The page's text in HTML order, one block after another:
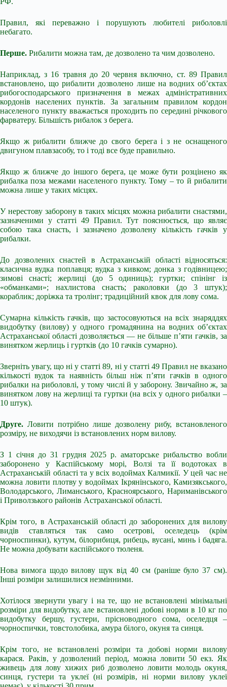
Правил, які переважно і порушують любителі риболовлі
небагато.
Перше. Рибалити можна там, де дозволено та чим дозволено.
Наприклад, з 16 травня до 20 червня включно, ст. 89 Правил
встановлено, що рибалити дозволено лише на водних об’єктах
рибогосподарського призначення в межах адміністративних
кордонів населених пунктів. За загальним правилом кордон
населеного пункту вважається проходить по середині річкового
фарватеру. Більшість рибалок з берега.
Якщо ж рибалити ближче до свого берега і з не оснащеного
двигуном плавзасобу, то і тоді все буде правильно.
Якщо ж ближче до іншого берега, це може бути розцінено як
рибалка поза межами населеного пункту. Тому – то й рибалити
можна лише у таких місцях.
У нерестову заборону в таких місцях можна рибалити снастями,
зазначеними у статті 49 Правил. Тут пояснюється, що являє
собою така снасть, і зазначено дозволену кількість гачків у
рибалки.
До дозволених снастей в Астраханській області відносяться:
класична вудка поплавця; вудка з кивком; донка з годівницею;
зимові снасті; жерлиці (до 5 одиниць); гуртки; спінінг із
«обманками»; нахлистова снасть; раколовки (до 3 штук);
кораблик; доріжка та тролінг; традиційний квок для лову сома.
Сумарна кількість гачків, що застосовуються на всіх знаряддях
видобутку (вилову) у одного громадянина на водних об’єктах
Астраханської області дозволяється — не більше п’яти гачків, за
винятком жерлиць і гуртків (до 10 гачків сумарно).
Зверніть увагу, що ні у статті 89, ні у статті 49 Правил не вказано
кількості вудок та наявність більш ніж п’яти гачків в одного
рибалки на риболовлі, у тому числі й у заборону. Звичайно ж, за
винятком лову на жерлиці та гуртки (на всіх у одного рибалки –
10 штук).
Друге. Ловити потрібно лише дозволену рибу, встановленого
розміру, не виходячи із встановлених норм вилову.
З 1 січня до 31 грудня 2025 р. аматорське рибальство вобли
заборонено у Каспійському морі, Волзі та її водотоках в
Астраханській області та у всіх водоймах Калмикії. У цей час не
можна ловити плотву у водоймах Ікрянінського, Камизякського,
Володарського, Лиманського, Красноярського, Нариманівського
і Приволзького районів Астраханської області.
Крім того, в Астраханській області до заборонених для вилову
видів ставляться так само осетрові, оселедець (крім
чорноспинки), кутум, білорибиця, рибець, вусані, минь і бадяга.
Не можна добувати каспійського тюленя.
Нова вимога щодо вилову щук від 40 см (раніше було 37 см).
Інші розміри залишилися незмінними.
Хотілося звернути увагу і на те, що не встановлені мінімальні
розміри для видобутку, але встановлені добові норми в 10 кг по
видобутку бершу, густери, прісноводного сома, оселедця –
чорноспички, товстолобика, амура білого, окуня та синця.
Крім того, не встановлені розміри та добові норми вилову
карася. Раків, у дозволений період, можна ловити 50 екз. Як
живець для лову хижих риб дозволено ловити молодь окуня,
синця, густери та уклеї (ні розмірів, ні норми вилову уклеї